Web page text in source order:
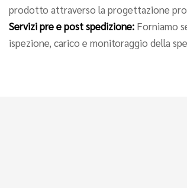
prodotto attraverso la progettazione
Servizi pre e post spedizione: Forniamo
ispezione, carico e monitoraggio della